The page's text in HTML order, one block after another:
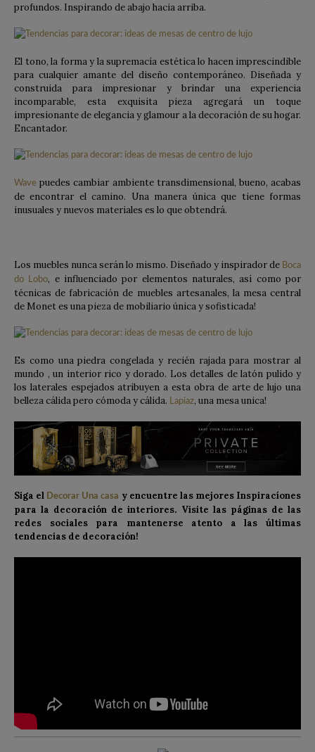
profundos. Inspirando de abajo hacia arriba.
El tono, la forma y la supremacía estética lo hacen imprescindible
para cualquier amante del diseño contemporáneo. Diseñada y
construida para impresionar y brindar una experiencia
incomparable, esta exquisita pieza agregará un toque
impresionante de elegancia y glamour a la decoración de su hogar.
Encantador.
Wave puedes cambiar ambiente transdimensional, bueno, acabas
de encontrar el camino. Una manera única que tiene formas
inusuales y nuevos materiales es lo que obtendrá.
Los muebles nunca serán lo mismo. Diseñado y inspirador de Boca
do Lobo, e influenciado por elementos naturales, así como por
técnicas de fabricación de muebles artesanales, la mesa central
de Monet es una pieza de mobiliario única y sofisticada!
Es como una piedra congelada y recién rajada para mostrar al
mundo , un interior rico y dorado. Los detalles de latón pulido y
los laterales espejados atribuyen a esta obra de arte de lujo una
belleza cálida pero cómoda y cálida.
Lapiaz, una mesa unica!
Siga el Decorar Una casa y encuentre las mejores Inspiracíones
para la decoración de interiores. Visite las páginas de las
redes sociales para mantenerse atento a las últimas
tendencias de decoración!